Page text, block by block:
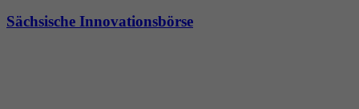
Sächsische Innovationsbörse